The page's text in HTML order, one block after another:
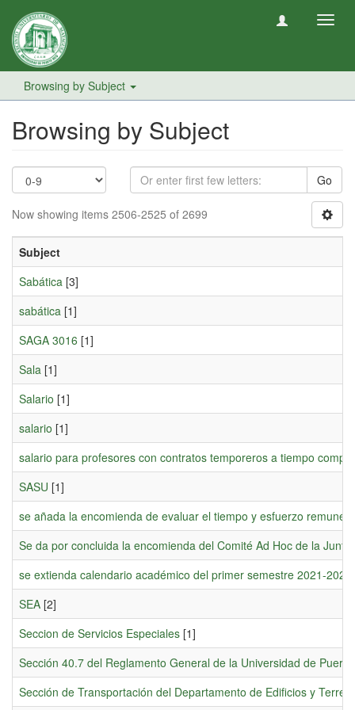
Browsing by Subject
Browsing by Subject
Go
Now showing items 2506-2525 of 2699
Subject
Sabática [3]
sabática [1]
SAGA 3016 [1]
Sala [1]
Salario [1]
salario [1]
salario para profesores con contratos temporeros a tiempo
SASU [1]
se añada la encomienda de evaluar el tiempo y esfuerzo
Se da por concluida la encomienda del Comité Ad Hoc de la Junta
se extienda calendario académico del primer semestre 2021-2022
SEA [2]
Seccion de Servicios Especiales [1]
Sección 40.7 del Reglamento General de la Universidad de
Sección de Transportación del Departamento de Edificios y